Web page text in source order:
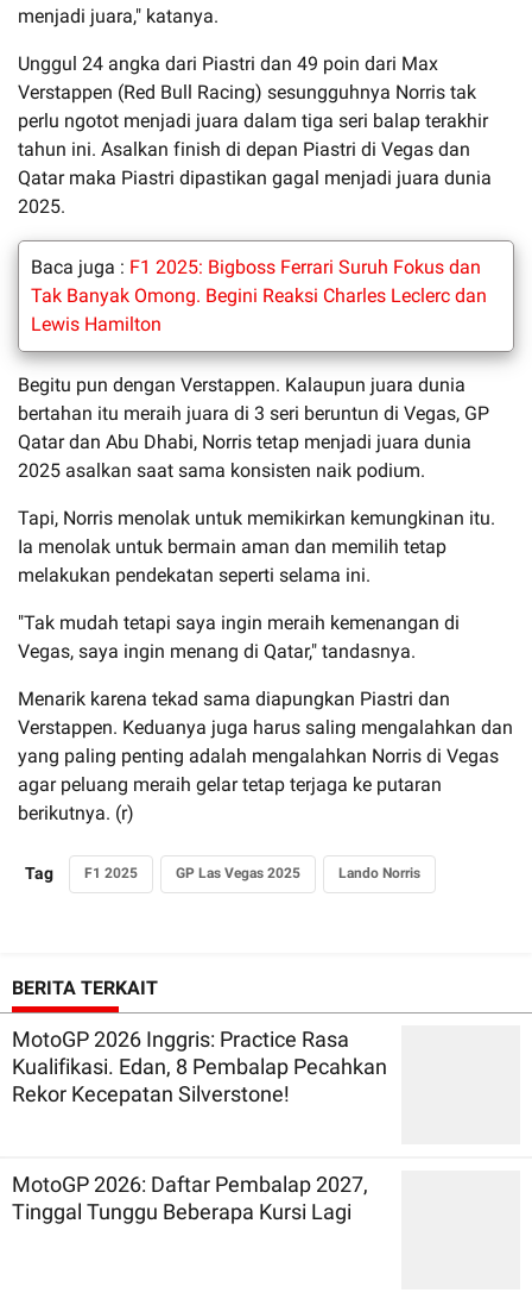
menjadi juara," katanya.
Unggul 24 angka dari Piastri dan 49 poin dari Max
Verstappen (Red Bull Racing) sesungguhnya Norris tak
perlu ngotot menjadi juara dalam tiga seri balap terakhir
tahun ini. Asalkan finish di depan Piastri di Vegas dan
Qatar maka Piastri dipastikan gagal menjadi juara dunia
2025.
Baca juga : F1 2025: Bigboss Ferrari Suruh Fokus dan
Tak Banyak Omong. Begini Reaksi Charles Leclerc dan
Lewis Hamilton
Begitu pun dengan Verstappen. Kalaupun juara dunia
bertahan itu meraih juara di 3 seri beruntun di Vegas, GP
Qatar dan Abu Dhabi, Norris tetap menjadi juara dunia
2025 asalkan saat sama konsisten naik podium.
Tapi, Norris menolak untuk memikirkan kemungkinan itu.
Ia menolak untuk bermain aman dan memilih tetap
melakukan pendekatan seperti selama ini.
"Tak mudah tetapi saya ingin meraih kemenangan di
Vegas, saya ingin menang di Qatar," tandasnya.
Menarik karena tekad sama diapungkan Piastri dan
Verstappen. Keduanya juga harus saling mengalahkan dan
yang paling penting adalah mengalahkan Norris di Vegas
agar peluang meraih gelar tetap terjaga ke putaran
berikutnya. (r)
Tag F1 2025 GP Las Vegas 2025 Lando Norris
BERITA TERKAIT
MotoGP 2026 Inggris: Practice Rasa
Kualifikasi. Edan, 8 Pembalap Pecahkan
Rekor Kecepatan Silverstone!
MotoGP 2026: Daftar Pembalap 2027,
Tinggal Tunggu Beberapa Kursi Lagi